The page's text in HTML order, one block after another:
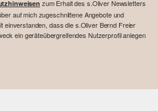
zum Erhalt des s.Oliver Newsletters
auf mich zugeschnittene Angebote und
einverstanden, dass die s.Oliver Bernd Freier
ein geräteübergreifendes Nutzerprofil anlegen